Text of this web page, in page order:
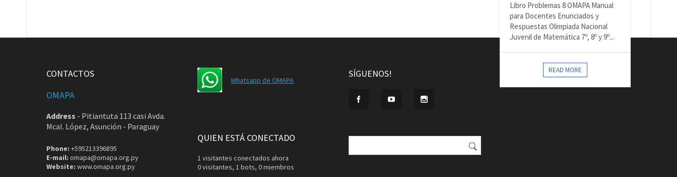
Libro Problemas 8 OMAPA Manual
para Docentes Enunciados y
Respuestas Olimpiada Nacional
Juvenil de Matemática 7º, 8º y 9º...
READ MORE
CONTACTOS
OMAPA
Address - Pitiantuta 113 casi Avda.
Mcal. López, Asunción - Paraguay
Phone: +595213396895
E-mail: omapa@omapa.org.py
Website: www.omapa.org.py
Whatsapp de OMAPA
SÍGUENOS!
QUIEN ESTÁ CONECTADO
1 visitantes conectados ahora
0 visitantes, 1 bots, 0 miembros
Buscar: